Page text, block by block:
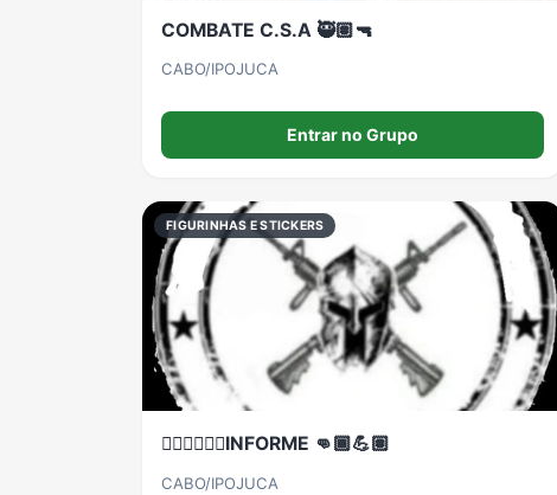
COMBATE C.S.A 🥷🏽🔫
CABO/IPOJUCA
Entrar no Grupo
FIGURINHAS E STICKERS
👮🏾‍♂️👮🏾‍♂️INFORME 👊🏾💪🏽
CABO/IPOJUCA